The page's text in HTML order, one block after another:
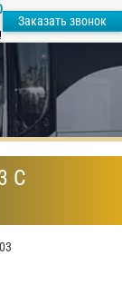
Заказать звонок
С